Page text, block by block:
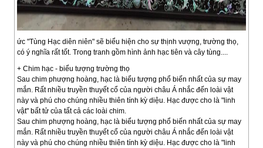
ức "Tùng Hạc diên niên" sẽ biểu hiện cho sự thịnh vượng, trường thọ,
có ý nghĩa rất tốt. Trong tranh gồm hình ảnh hạc tiên và cây tùng....
+ Chim hạc - biểu tượng trường thọ
Sau chim phượng hoàng, hạc là biểu tượng phổ biến nhất của sự may
mắn. Rất nhiều truyền thuyết cổ của người châu Á nhắc đến loài vật
này và phú cho chúng nhiều thiên tính kỳ diệu. Hạc được cho là "linh
vật" bất tử của tất cả các loài chim.
Sau chim phượng hoàng, hạc là biểu tượng phổ biến nhất của sự may
mắn. Rất nhiều truyền thuyết cổ của người châu Á nhắc đến loài vật
này và phú cho chúng nhiều thiên tính kỳ diệu. Hạc được cho là "linh